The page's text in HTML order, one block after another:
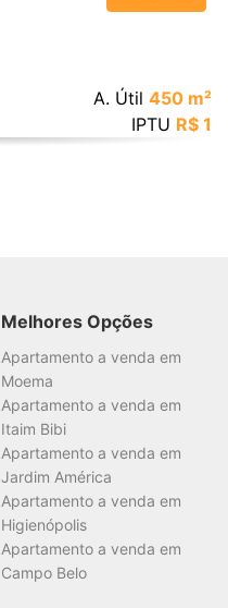
A. Útil 450 m²
IPTU R$ 1
Melhores Opções
Apartamento a venda em
Moema
Apartamento a venda em
Itaim Bibi
Apartamento a venda em
Jardim América
Apartamento a venda em
Higienópolis
Apartamento a venda em
Campo Belo